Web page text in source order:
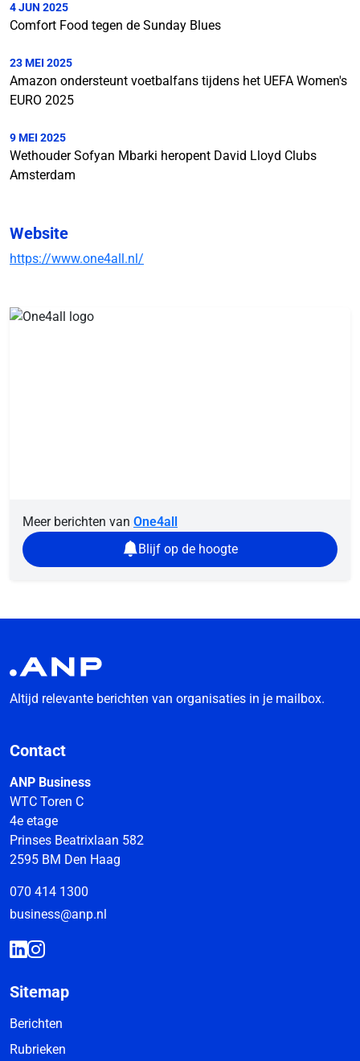
4 JUN 2025
Comfort Food tegen de Sunday Blues
23 MEI 2025
Amazon ondersteunt voetbalfans tijdens het UEFA Women's
EURO 2025
9 MEI 2025
Wethouder Sofyan Mbarki heropent David Lloyd Clubs
Amsterdam
Website
https://www.one4all.nl/
Meer berichten van One4all
Blijf op de hoogte
Altijd relevante berichten van organisaties in je mailbox.
Contact
ANP Business
WTC Toren C
4e etage
Prinses Beatrixlaan 582
2595 BM Den Haag
070 414 1300
business@anp.nl
Sitemap
Berichten
Rubrieken